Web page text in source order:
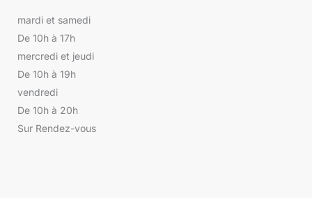
mardi et samedi
De 10h à 17h
mercredi et jeudi
De 10h à 19h
vendredi
De 10h à 20h
Sur Rendez-vous